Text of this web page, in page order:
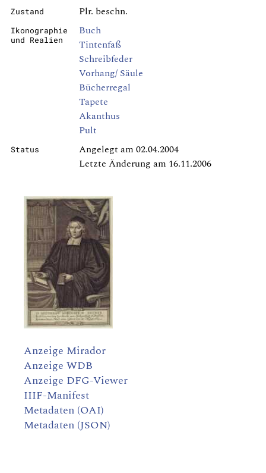
Zustand Plr. beschn.
Ikonographie
und Realien
Buch
Tintenfaß
Schreibfeder
Vorhang/ Säule
Bücherregal
Tapete
Akanthus
Pult
Status
Angelegt am 02.04.2004
Letzte Änderung am 16.11.2006
Anzeige Mirador
Anzeige WDB
Anzeige DFG-Viewer
IIIF-Manifest
Metadaten (OAI)
Metadaten (JSON)